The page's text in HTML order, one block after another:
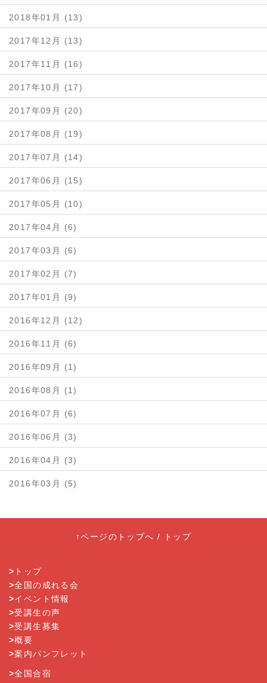
2018年01月 (13)
2017年12月 (13)
2017年11月 (16)
2017年10月 (17)
2017年09月 (20)
2017年08月 (19)
2017年07月 (14)
2017年06月 (15)
2017年05月 (10)
2017年04月 (6)
2017年03月 (6)
2017年02月 (7)
2017年01月 (9)
2016年12月 (12)
2016年11月 (6)
2016年09月 (1)
2016年08月 (1)
2016年07月 (6)
2016年06月 (3)
2016年04月 (3)
2016年03月 (5)
↑ページのトップへ / トップ
> トップ
>全国の成れる会
>イベント情報
>受講生の声
>受講生募集
>概要
>案内パンフレット
>全国合宿